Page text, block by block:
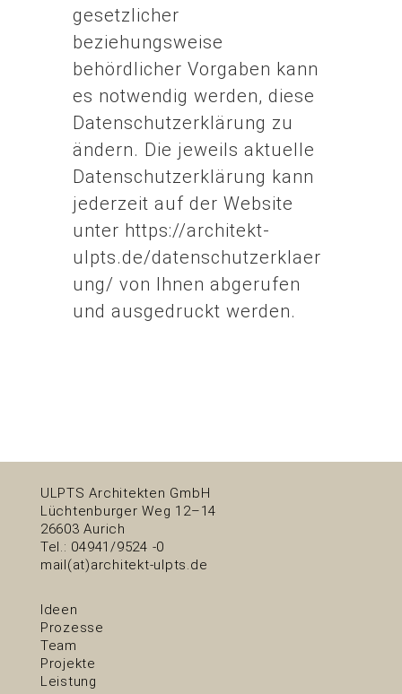
gesetzlicher
beziehungsweise
behördlicher Vorgaben kann
es notwendig werden, diese
Datenschutzerklärung zu
ändern. Die jeweils aktuelle
Datenschutzerklärung kann
jederzeit auf der Website
unter https://architekt-
ulpts.de/datenschutzerklaer
ung/ von Ihnen abgerufen
und ausgedruckt werden.
ULPTS Architekten GmbH
Lüchtenburger Weg 12–14
26603 Aurich
Tel.: 04941/9524 -0
mail(at)architekt-ulpts.de
Ideen
Prozesse
Team
Projekte
Leistung